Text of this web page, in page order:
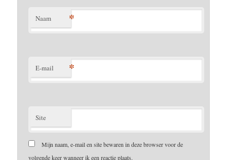
Naam *
E-mail *
Site
Mijn naam, e-mail en site bewaren in deze browser voor de
volgende keer wanneer ik een reactie plaats.